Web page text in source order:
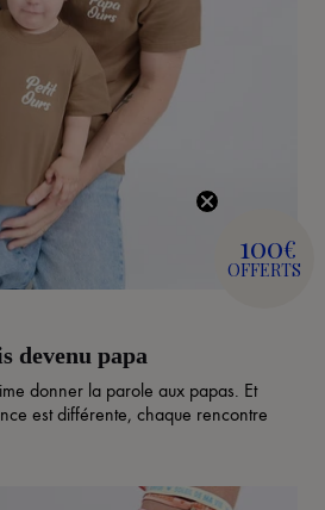
devenu papa
donner la parole aux papas. Et
est différente, chaque rencontre
100€
OFFERTS